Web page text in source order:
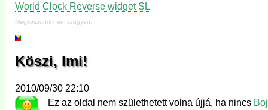
World Clock Reverse widget SL
Megköszönni nem szégyen.
Köszi, Imi!
2010/09/30 22:10
Ez az oldal nem születhetett volna újjá, ha nincs